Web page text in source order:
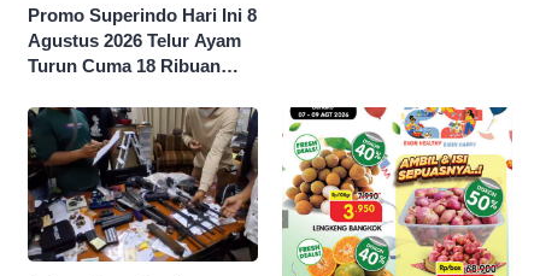
Promo Superindo Hari Ini 8
Agustus 2026 Telur Ayam
Turun Cuma 18 Ribuan
Persen